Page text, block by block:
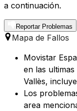
a continuación.
Reportar Problemas
Mapa de Fallos
Movistar
en las
Vallès,
Los
area